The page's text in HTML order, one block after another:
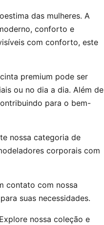
das mulheres. A
conforto e
com conforto, este
premium pode ser
ou no dia a dia. Além de
para o bem-
nossa categoria de
corporais com
contato com nossa
suas necessidades.
nossa coleção e